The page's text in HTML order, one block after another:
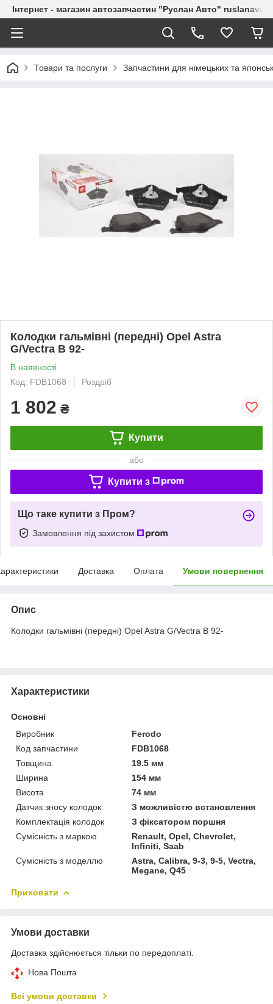
Інтернет - магазин автозапчастин "Руслан Авто"
Товари та послуги Запчастини для німецьких та
Колодки гальмівні (передні) Opel Astra
G/Vectra B 92-
В наявності
Код: FDB1068
Роздріб
1 802 ₴
Купити
або
Купити з
Що таке купити з Пром?
Замовлення під захистом
Доставка Оплата Умови повернення
Опис
Колодки гальмівні (передні) Opel Astra G/Vectra B 92-
Характеристики
Основні
Виробник
Ferodo
Код запчастини
FDB1068
Товщина
19.5 мм
Ширина
154 мм
Висота
74 мм
Датчик зносу колодок
З можливістю встановлення
Комплектація колодок
З фіксатором поршня
Сумісність з маркою
Renault, Opel, Chevrolet,
Infiniti, Saab
Сумісність з моделлю
Astra, Calibra, 9-3, 9-5, Vectra,
Megane, Q45
Приховати
Умови доставки
Доставка здійснюється тільки по передоплаті.
Нова Пошта
Всі умови доставки